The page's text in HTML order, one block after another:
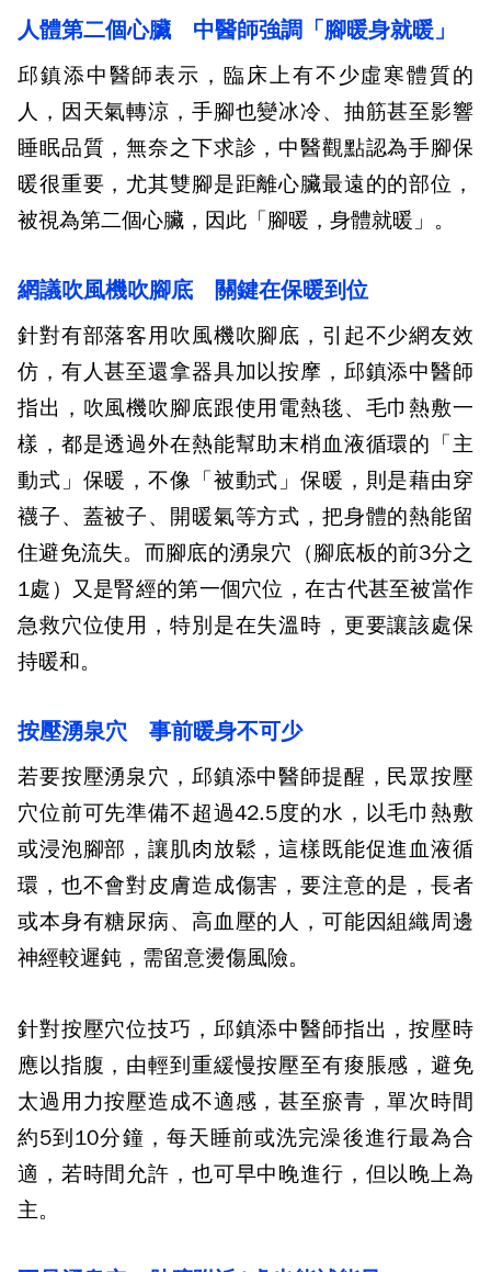
人體第二個心臟 中醫師強調「腳暖身就暖」
邱鎮添中醫師表示，臨床上有不少虛寒體質的
人，因天氣轉涼，手腳也變冰冷、抽筋甚至影響
睡眠品質，無奈之下求診，中醫觀點認為手腳保
暖很重要，尤其雙腳是距離心臟最遠的的部位，
被視為第二個心臟，因此「腳暖，身體就暖」。
網議吹風機吹腳底 關鍵在保暖到位
針對有部落客用吹風機吹腳底，引起不少網友效
仿，有人甚至還拿器具加以按摩，邱鎮添中醫師
指出，吹風機吹腳底跟使用電熱毯、毛巾熱敷一
樣，都是透過外在熱能幫助末梢血液循環的「主
動式」保暖，不像「被動式」保暖，則是藉由穿
襪子、蓋被子、開暖氣等方式，把身體的熱能留
住避免流失。而腳底的湧泉穴（腳底板的前3分之
1處）又是腎經的第一個穴位，在古代甚至被當作
急救穴位使用，特別是在失溫時，更要讓該處保
持暖和。
按壓湧泉穴 事前暖身不可少
若要按壓湧泉穴，邱鎮添中醫師提醒，民眾按壓
穴位前可先準備不超過42.5度的水，以毛巾熱敷
或浸泡腳部，讓肌肉放鬆，這樣既能促進血液循
環，也不會對皮膚造成傷害，要注意的是，長者
或本身有糖尿病、高血壓的人，可能因組織周邊
神經較遲鈍，需留意燙傷風險。
針對按壓穴位技巧，邱鎮添中醫師指出，按壓時
應以指腹，由輕到重緩慢按壓至有痠脹感，避免
太過用力按壓造成不適感，甚至瘀青，單次時間
約5到10分鐘，每天睡前或洗完澡後進行最為合
適，若時間允許，也可早中晚進行，但以晚上為
主。